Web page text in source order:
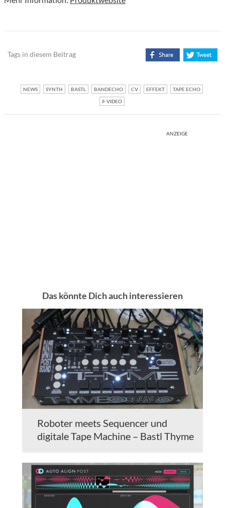
Tags in diesem Beitrag
NEWS SYNTH BASTL BANDECHO CV EFFEKT
TAPE ECHO
VIDEO
ANZEIGE
Das könnte Dich auch interessieren
Roboter meets Sequencer und
digitale Tape Machine – Bastl Thyme